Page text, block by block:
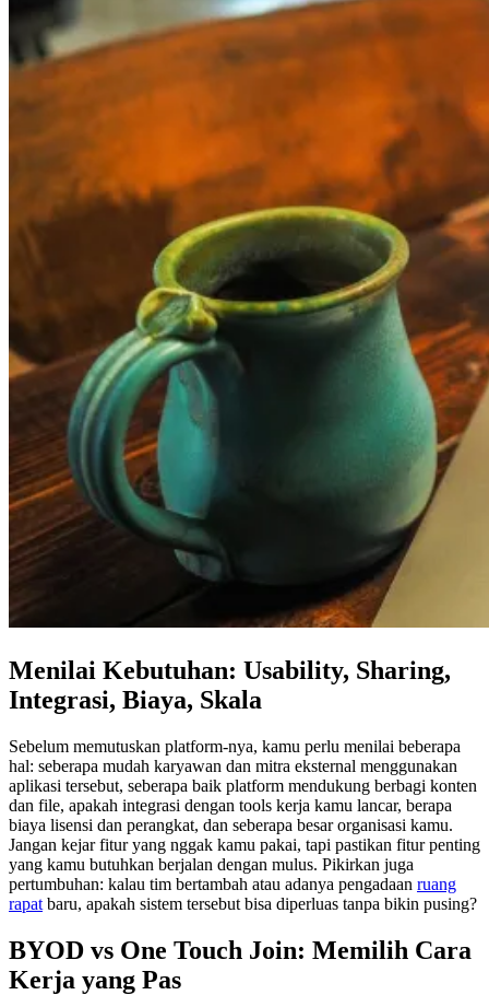
Menilai Kebutuhan: Usability, Sharing,
Integrasi, Biaya, Skala
Sebelum memutuskan platform-nya, kamu perlu menilai beberapa
hal: seberapa mudah karyawan dan mitra eksternal menggunakan
aplikasi tersebut, seberapa baik platform mendukung berbagi konten
dan file, apakah integrasi dengan tools kerja kamu lancar, berapa
biaya lisensi dan perangkat, dan seberapa besar organisasi kamu.
Jangan kejar fitur yang nggak kamu pakai, tapi pastikan fitur penting
yang kamu butuhkan berjalan dengan mulus. Pikirkan juga
pertumbuhan: kalau tim bertambah atau adanya pengadaan ruang
rapat baru, apakah sistem tersebut bisa diperluas tanpa bikin pusing?
BYOD vs One Touch Join: Memilih Cara
Kerja yang Pas